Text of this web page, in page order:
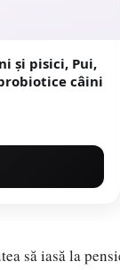
și pisici, Pui,
câini
să iasă la